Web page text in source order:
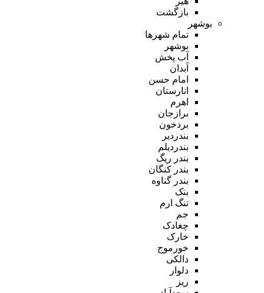
بازگشت
بوشهر
تمام شهر‌ها
بوشهر
آب پخش
آبدان
امام حسن
انارستان
اهرم
برازجان
بردخون
بندردیر
بندردیلم
بندر ریگ
بندر کنگان
بندر گناوه
بنک
تنگ ارم
جم
چغادک
خارک
خورموج
دالکی
دلوار
ریز